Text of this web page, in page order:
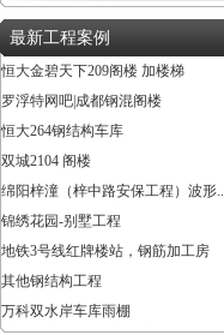
最新工程案例
恒大金碧天下209阁楼 加楼梯
罗浮特网吧|成都钢混阁楼
恒大264钢结构车库
双城2104 阁楼
绵阳梓潼（梓中路安保工程）波形..
锦绣花园-别墅工程
地铁3号线红牌楼站，钢筋加工房
其他钢结构工程
万科双水岸车库雨棚